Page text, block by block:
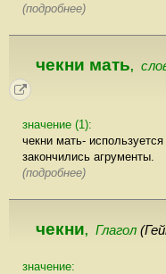
(подробнее)
чекни мать,
значение (1):
чекни мать-
закончились агрументы.
(подробнее)
чекни, Глагол
значение: